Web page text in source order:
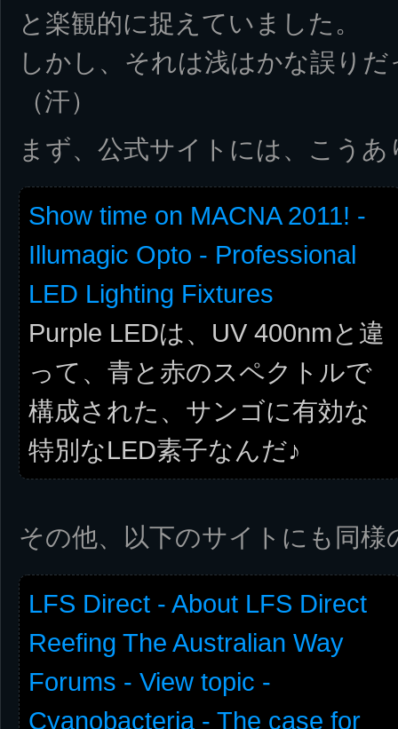
と楽観的に捉えていました。
しかし、それは浅はかな誤り
（汗）
まず、公式サイトには、こうあ
Show time on MACNA 2011! -
Illumagic Opto - Professional
LED Lighting Fixtures
Purple LEDは、UV 400nmと違
って、青と赤のスペクトルで
構成された、サンゴに有効な
特別なLED素子なんだ♪
その他、以下のサイトにも同
LFS Direct - About LFS Direct
Reefing The Australian Way
Forums - View topic -
Cyanobacteria - The case for